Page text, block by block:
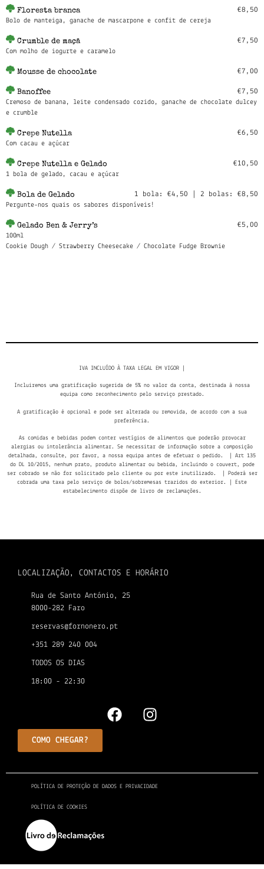
Floresta branca €8,50
Bolo de manteiga, ganache de mascarpone e confit de cereja
Crumble de maçã €7,50
Com molho de iogurte e caramelo
Mousse de chocolate €7,00
Banoffee €7,50
Cremoso de banana, leite condensado cozido, ganache de chocolate dulcey
e crumble
Crepe Nutella €6,50
Com cacau e açúcar
Crepe Nutella e Gelado €10,50
1 bola de gelado, cacau e açúcar
Bola de Gelado 1 bola: €4,50 | 2 bolas: €8,50
Pergunte-nos quais os sabores disponíveis!
Gelado Ben & Jerry’s €5,00
100ml
Cookie Dough / Strawberry Cheesecake / Chocolate Fudge Brownie
IVA INCLUÍDO À TAXA LEGAL EM VIGOR |
Incluiremos uma gratificação sugerida de 5% no valor da conta, destinada à nossa
equipa como reconhecimento pelo serviço prestado.
A gratificação é opcional e pode ser alterada ou removida, de acordo com a sua
preferência.
As comidas e bebidas podem conter vestígios de alimentos que poderão provocar
alergias ou intolerância alimentar. Se necessitar de informação sobre a composição
detalhada, consulte, por favor, a nossa equipa antes de efetuar o pedido. | Art 135
do DL 10/2015, nenhum prato, produto alimentar ou bebida, incluindo o couvert, pode
ser cobrado se não for solicitado pelo cliente ou por este inutilizado. | Poderá ser
cobrada uma taxa pelo serviço de bolos/sobremesas trazidos do exterior. | Este
estabelecimento dispõe de livro de reclamações.
LOCALIZAÇÃO, CONTACTOS E HORÁRIO
Rua de Santo António, 25
8000-282 Faro
reservas@fornonero.pt
+351 289 240 004
TODOS OS DIAS
18:00 - 22:30
COMO CHEGAR?
POLÍTICA DE PROTEÇÃO DE DADOS E PRIVACIDADE
POLÍTICA DE COOKIES